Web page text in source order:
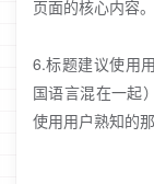
页面的核心内容。
6.标题建议使用
国语言混在一起
使用用户熟知的